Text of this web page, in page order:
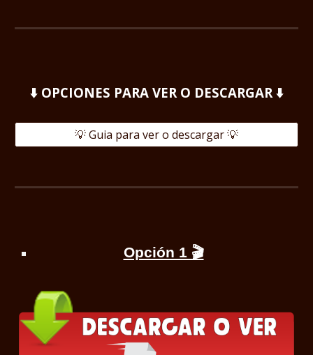
⬇️ OPCIONES PARA VER O DESCARGAR ⬇️
💡 Guia para ver o descargar 💡
Opción 1 🎬